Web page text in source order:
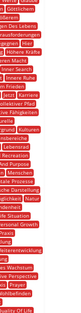
Göttlichem
Des Lebens
Hier
Höhere Kräfte
Macht
Inner Search
Innere Ruhe
Frieden
Jetzt
Karriere
Pfad
Fähigkeiten
Kulturen
Lebensrad
Recreation
Purpose
Menschen
Prozesse
Darstellung
Natur
Situation
Growth
Wachstum
Perspective
Prayer
Of Life